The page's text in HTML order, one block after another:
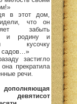
в этот дом,
что он
забыть
и родину и
кусочку
садов…»
застигло
прекратила
речи.